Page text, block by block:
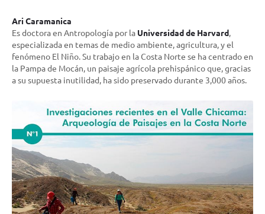
Ari Caramanica
Es doctora en Antropología por la Universidad de Harvard,
especializada en temas de medio ambiente, agricultura, y el
fenómeno El Niño. Su trabajo en la Costa Norte se ha centrado en
la Pampa de Mocán, un paisaje agrícola prehispánico que, gracias
a su supuesta inutilidad, ha sido preservado durante 3,000 años.